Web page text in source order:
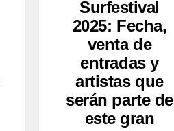
Surfestival
2025: Fecha,
venta de
entradas y
artistas que
serán parte de
este gran